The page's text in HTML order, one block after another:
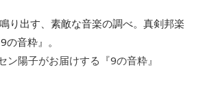
方のお名前が刻まれた石碑が作られ、
って、地道に続けてきました。
年・去年と、新たに犠牲となったお二
地元の方によって、現場近くで荼毘に
を始めた頃、犠牲となった方で、お名
り出す、素敵な音楽の調べ。真剣邦楽
音粋』。
ン陽子がお届けする『9の音粋』